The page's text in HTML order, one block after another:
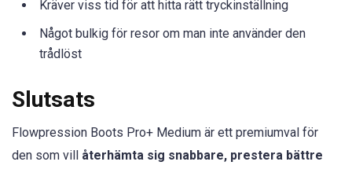
Kräver viss tid för att hitta rätt tryckinställning
Något bulkig för resor om man inte använder den
trådlöst
Slutsats
Flowpression Boots Pro+ Medium är ett premiumval för
den som vill återhämta sig snabbare, prestera bättre